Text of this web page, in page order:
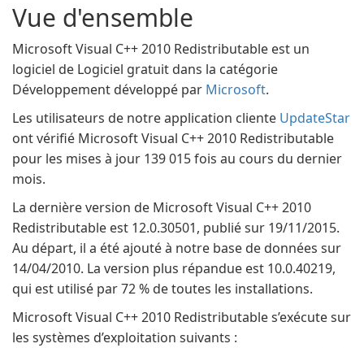
Vue d'ensemble
Microsoft Visual C++ 2010 Redistributable est un
logiciel de Logiciel gratuit dans la catégorie
Développement développé par Microsoft.
Les utilisateurs de notre application cliente UpdateStar
ont vérifié Microsoft Visual C++ 2010 Redistributable
pour les mises à jour 139 015 fois au cours du dernier
mois.
La dernière version de Microsoft Visual C++ 2010
Redistributable est 12.0.30501, publié sur 19/11/2015.
Au départ, il a été ajouté à notre base de données sur
14/04/2010. La version plus répandue est 10.0.40219,
qui est utilisé par 72 % de toutes les installations.
Microsoft Visual C++ 2010 Redistributable s’exécute sur
les systèmes d’exploitation suivants :